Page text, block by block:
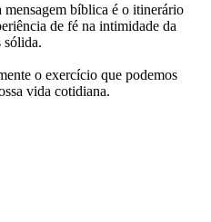
bíblica é o itinerário
de fé na intimidade da
sólida.
o exercício que podemos
vida cotidiana.